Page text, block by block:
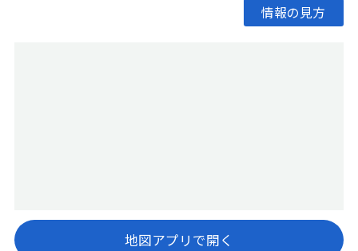
情報の見方
地図アプリで開く